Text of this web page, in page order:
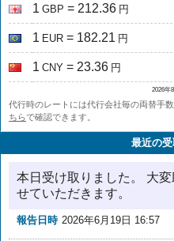
1 GBP = 212.36 円
1 EUR = 182.21 円
1 CNY = 23.36 円
2026年
代行時のレートには代行会社毎の両替手
ちらで確認できます。
最近の
本日受け取りました。 大
せていただきます。
報告日時 2026年6月19日 16:57